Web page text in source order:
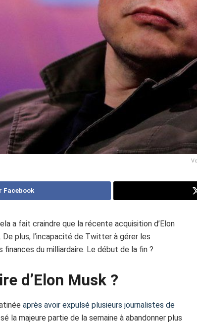
Facebook
a fait craindre que la récente acquisition d’Elon
plus, l’incapacité de Twitter à gérer les
du milliardaire. Le début de la fin ?
d’Elon Musk ?
après avoir expulsé plusieurs journalistes de
la majeure partie de la semaine à abandonner plus